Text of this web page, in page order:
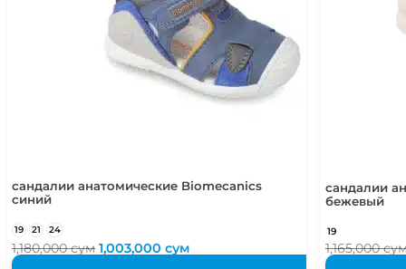
сандалии анатомические Biomecanics
синий
19 21 24
1,180,000сум Первоначальная
цена
1,003,000сум
цена:
сандалии
бежевый
19
1,165,000